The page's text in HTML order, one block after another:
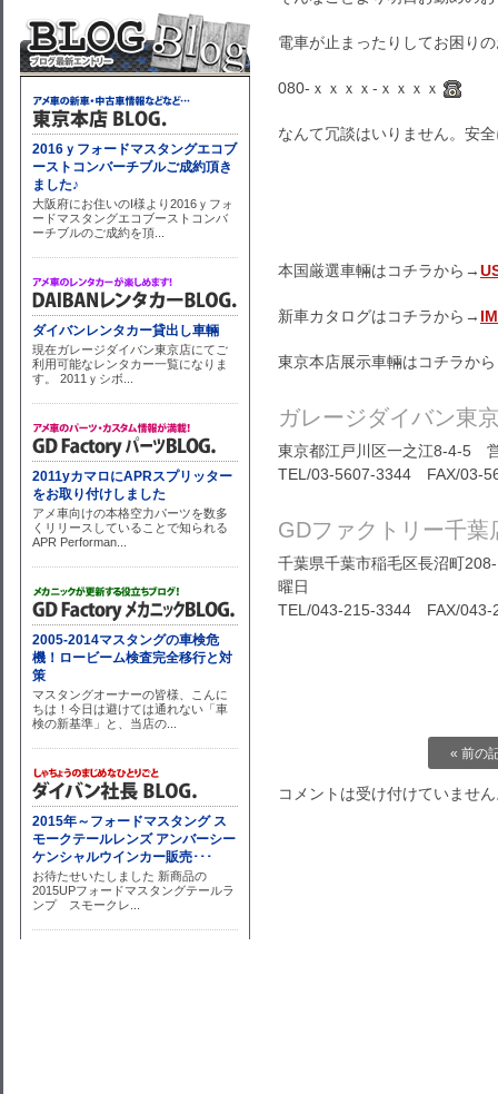
電車が止まったりしてお困り
080-ｘｘｘｘ-ｘｘｘｘ
なんて冗談はいりません。安
本国厳選車輛はコチラから→
新車カタログはコチラから→
東京本店展示車輛はコチラか
ガレージダイバン東
東京都江戸川区一之江8-4-5
TEL/03-5607-3344 FAX/03-
GDファクトリー千葉
千葉県千葉市稲毛区長沼町
曜日
TEL/043-215-3344 FAX/043-
« 前の
コメントは受け付けていませ